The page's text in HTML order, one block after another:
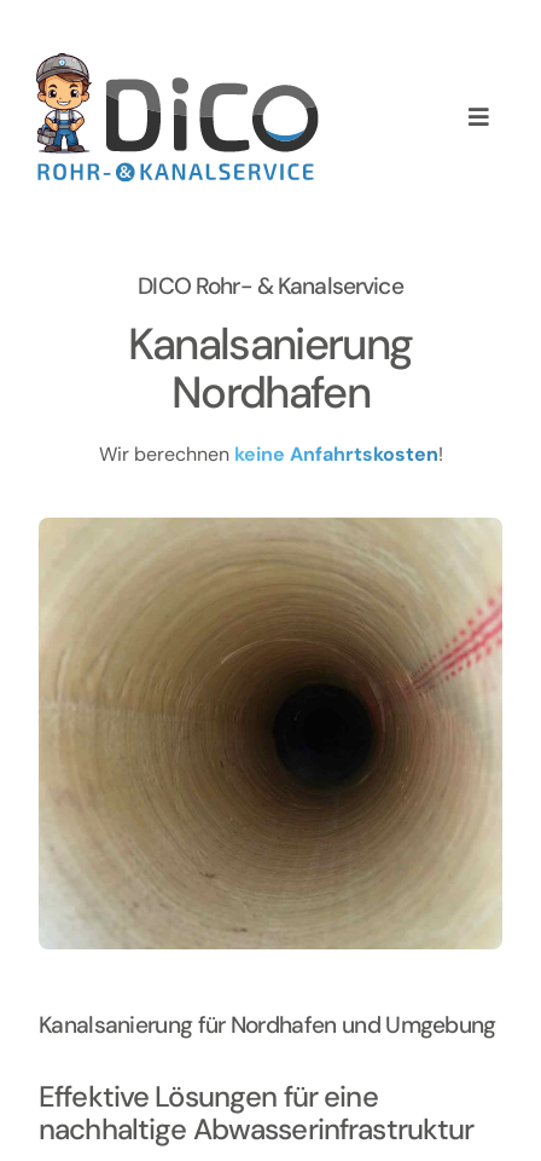
springen
Toggle
Home
Services
Preise
Kontakt
DICO Rohr- & Kanalservice
Kanalsanierung
Nordhafen
Wir berechnen keine Anfahrtskosten!
Kanalsanierung für Nordhafen und Umgebung
Effektive Lösungen für eine
nachhaltige Abwasserinfrastruktur